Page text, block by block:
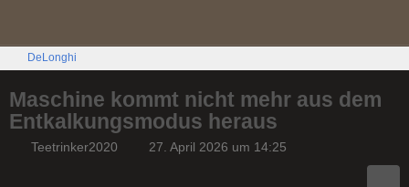
DeLonghi
Maschine kommt nicht mehr aus dem
Entkalkungsmodus heraus
Teetrinker2020 27. April 2026 um 14:25